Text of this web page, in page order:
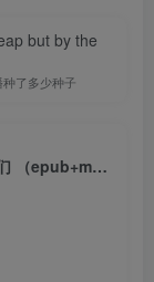
but by the
了多少种子
金雀花王朝 ：缔造英格兰的武士国王与王后们 （epub+mobi+pdf）